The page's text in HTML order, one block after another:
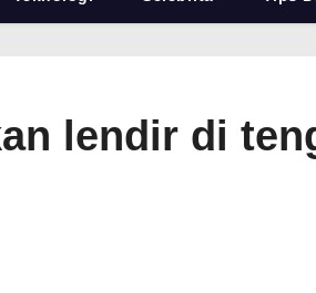
lendir di